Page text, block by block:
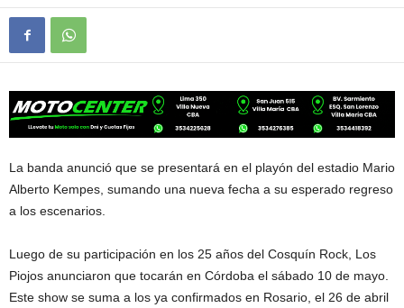
La banda anunció que se presentará en el playón del estadio Mario
Alberto Kempes, sumando una nueva fecha a su esperado regreso
a los escenarios.
Luego de su participación en los 25 años del Cosquín Rock, Los
Piojos anunciaron que tocarán en Córdoba el sábado 10 de mayo.
Este show se suma a los ya confirmados en Rosario, el 26 de abril